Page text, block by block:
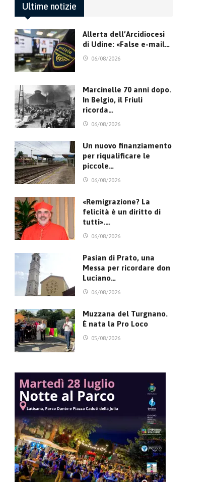
Ultime notizie
Allerta dell’Arcidiocesi
di Udine: «False e-mail…
06/08/2026
Marcinelle 70 anni dopo.
In Belgio, il Friuli
ricorda…
06/08/2026
Un nuovo finanziamento
per riqualificare le
piccole…
06/08/2026
«Remigrazione? La
felicità è un diritto di
tutti».…
06/08/2026
Pasian di Prato, una
Messa per ricordare don
Luciano…
06/08/2026
Muzzana del Turgnano.
È nata la Pro Loco
05/08/2026